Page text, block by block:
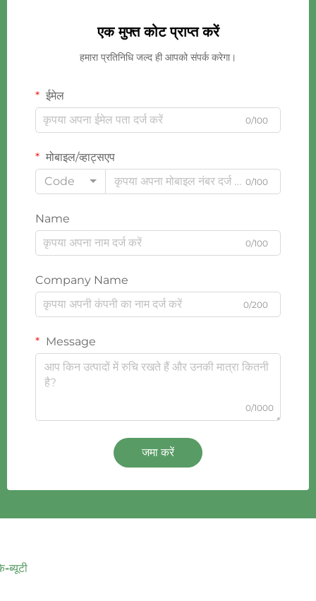
एक मुफ्त कोट प्राप्त करें
हमारा प्रतिनिधि जल्द ही आपको संपर्क करेगा।
ईमेल
0/100
मोबाइल/व्हाट्सएप
Code
0/100
Name
0/100
Company Name
0/200
Message
0/1000
जमा करें
ब्यूटी